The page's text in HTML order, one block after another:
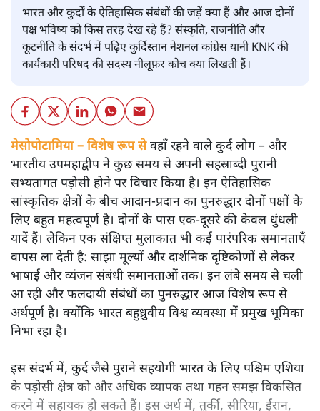
भारत और कुर्दों के ऐतिहासिक संबंधों की जड़ें क्या हैं और आज दोनों
पक्ष भविष्य को किस तरह देख रहे हैं? संस्कृति, राजनीति और
कूटनीति के संदर्भ में पढ़िए कुर्दिस्तान नेशनल कांग्रेस यानी KNK की
कार्यकारी परिषद की सदस्य नीलूफ़र कोच क्या लिखती हैं।
मेसोपोटामिया – विशेष रूप सेवहाँ रहने वाले कुर्द लोग – और
भारतीय उपमहाद्वीप ने कुछ समय से अपनी सहस्राब्दी पुरानी
सभ्यतागत पड़ोसी होने पर विचार किया है। इन ऐतिहासिक
सांस्कृतिक क्षेत्रों के बीच आदान-प्रदान का पुनरुद्धार दोनों पक्षों के
लिए बहुत महत्वपूर्ण है। दोनों के पास एक-दूसरे की केवल धुंधली
यादें हैं। लेकिन एक संक्षिप्त मुलाकात भी कई पारंपरिक समानताएँ
वापस ला देती है: साझा मूल्यों और दार्शनिक दृष्टिकोणों से लेकर
भाषाई और व्यंजन संबंधी समानताओं तक। इन लंबे समय से चली
आ रही और फलदायी संबंधों का पुनरुद्धार आज विशेष रूप से
अर्थपूर्ण है। क्योंकि भारत बहुध्रुवीय विश्व व्यवस्था में प्रमुख भूमिका
निभा रहा है।
इस संदर्भ में, कुर्द जैसे पुराने सहयोगी भारत के लिए पश्चिम एशिया
के पड़ोसी क्षेत्र को और अधिक व्यापक तथा गहन समझ विकसित
करने में सहायक हो सकते हैं। इस अर्थ में, तुर्की, सीरिया, ईरान,